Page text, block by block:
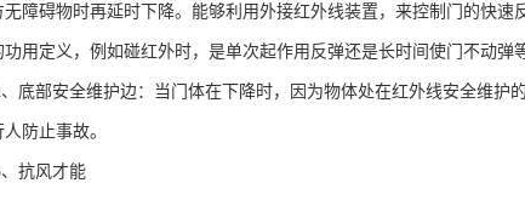
无障碍物时再延时下降。能够利用外接红外线装置，来控制门的快
功用定义，例如碰红外时，是单次起作用反弹还是长时间使门不动弹
、底部安全维护边：当门体在下降时，因为物体处在红外线安全维
防止事故。
抗风才能